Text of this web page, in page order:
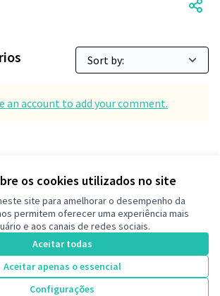
os cookies utilizados no site
site para amelhorar o desempenho da
permitem oferecer uma experiência mais
e aos canais de redes sociais.
Aceitar todas
Aceitar apenas o essencial
Configurações
an account to add your comment.
Instagram
Licença
(Link